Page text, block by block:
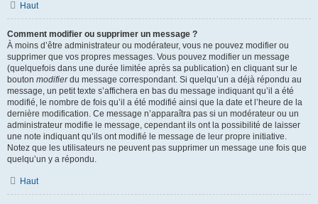
Haut
Comment modifier ou supprimer un message ?
À moins d’être administrateur ou modérateur, vous ne pouvez modifier ou
supprimer que vos propres messages. Vous pouvez modifier un message
(quelquefois dans une durée limitée après sa publication) en cliquant sur le
bouton modifierdu message correspondant. Si quelqu’un a déjà répondu au
message, un petit texte s’affichera en bas du message indiquant qu’il a été
modifié, le nombre de fois qu’il a été modifié ainsi que la date et l’heure de la
dernière modification. Ce message n’apparaîtra pas si un modérateur ou un
administrateur modifie le message, cependant ils ont la possibilité de laisser
une note indiquant qu’ils ont modifié le message de leur propre initiative.
Notez que les utilisateurs ne peuvent pas supprimer un message une fois que
quelqu’un y a répondu.
Haut